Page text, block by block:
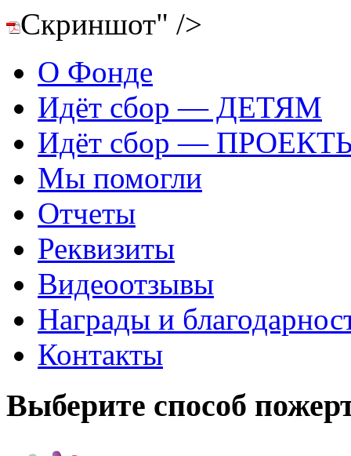
Скриншот" />
О Фонде
Идёт сбор — ДЕТЯМ
Идёт сбор —
Мы помогли
Отчеты
Реквизиты
Видеоотзывы
Награды и
Контакты
Выберите способ